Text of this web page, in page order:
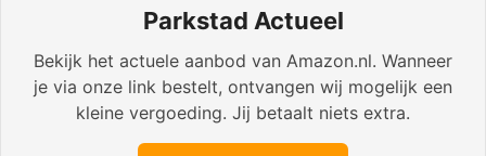
Parkstad Actueel
Bekijk het actuele aanbod van Amazon.nl. Wanneer
je via onze link bestelt, ontvangen wij mogelijk een
kleine vergoeding. Jij betaalt niets extra.